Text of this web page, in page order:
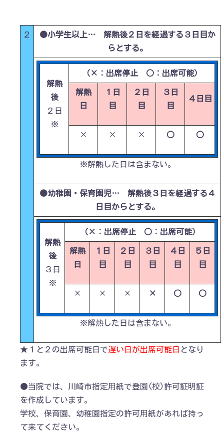
２ ●小学生以上… 解熱後２日を経過する ３日目 か
らとする。
解熱
後
２日
※
（×：出席停止 ○：出席可能）
解熱
日
１日
目
２日
目
３日
目
４日目
× × × ○ ○
※解熱した日は含まない。
●幼稚園・保育園児… 解熱後３日を経過する４
日目 からとする。
解熱
後
３日
※
（×：出席停止 ○：出席可能）
解熱
日
１日
目
２日
目
３日
目
４日
目
５日
目
× × × × ○ ○
※解熱した日は含まない。
★１と２の出席可能日で遅い日が出席可能日 となり
ます。
●当院では、川崎市指定用紙で登園(校)許可証明証
を作成しています。
学校、保育園、幼稚園指定の許可用紙があれば持っ
て来てください。